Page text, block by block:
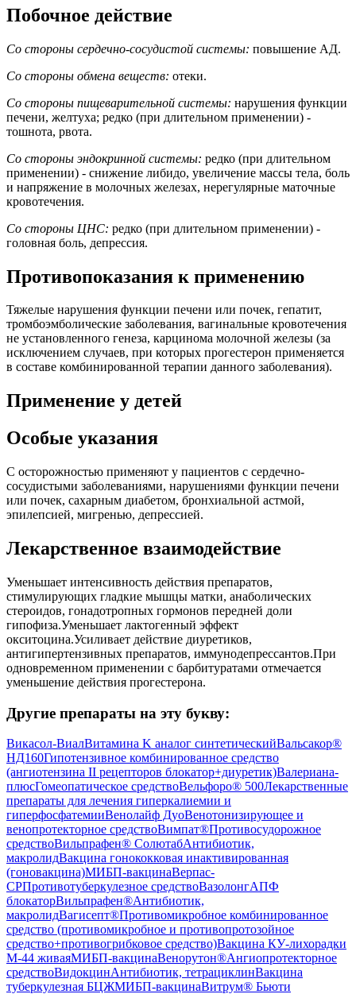
Побочное действие
Со стороны сердечно-сосудистой системы: повышение АД.
Со стороны обмена веществ: отеки.
Со стороны пищеварительной системы: нарушения функции
печени, желтуха; редко (при длительном применении) -
тошнота, рвота.
Со стороны эндокринной системы: редко (при длительном
применении) - снижение либидо, увеличение массы тела, боль
и напряжение в молочных железах, нерегулярные маточные
кровотечения.
Со стороны ЦНС: редко (при длительном применении) -
головная боль, депрессия.
Противопоказания к применению
Тяжелые нарушения функции печени или почек, гепатит,
тромбоэмболические заболевания, вагинальные кровотечения
не установленного генеза, карцинома молочной железы (за
исключением случаев, при которых прогестерон применяется
в составе комбинированной терапии данного заболевания).
Применение у детей
Особые указания
С осторожностью применяют у пациентов с сердечно-
сосудистыми заболеваниями, нарушениями функции печени
или почек, сахарным диабетом, бронхиальной астмой,
эпилепсией, мигренью, депрессией.
Лекарственное взаимодействие
Уменьшает интенсивность действия препаратов,
стимулирующих гладкие мышцы матки, анаболических
стероидов, гонадотропных гормонов передней доли
гипофиза.Уменьшает лактогенный эффект
окситоцина.Усиливает действие диуретиков,
антигипертензивных препаратов, иммунодепрессантов.При
одновременном применении с барбитуратами отмечается
уменьшение действия прогестерона.
Другие препараты на эту букву:
Викасол-ВиалВитамина K аналог синтетическийВальсакор®
НД160Гипотензивное комбинированное средство
(ангиотензина II рецепторов блокатор+диуретик)Валериана-
плюсГомеопатическое средствоВельфоро® 500Лекарственные
препараты для лечения гиперкалиемии и
гиперфосфатемииВенолайф ­ДуоВенотонизирующее и
венопротекторное средствоВимпат®Противосудорожное
средствоВильпрафен® СолютабАнтибиотик,
макролидВакцина гонококковая инактивированная
(гоновакцина)МИБП-вакцинаВерпас-
СРПротивотуберкулезное средствоВазолонгАПФ
блокаторВильпрафен®Антибиотик,
макролидВагисепт®Противомикробное комбинированное
средство (противомикробное и противопротозойное
средство+противогрибковое средство)Вакцина КУ-лихорадки
М-44 живаяМИБП-вакцинаВенорутон®Ангиопротекторное
средствоВидокцинАнтибиотик, тетрациклинВакцина
туберкулезная БЦЖМИБП-вакцинаВитрум® Бьюти